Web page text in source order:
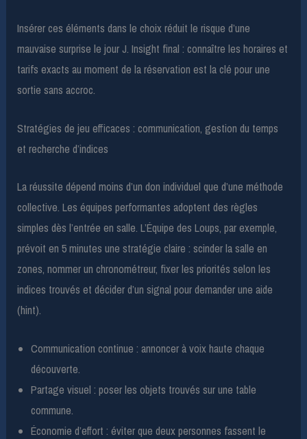
Insérer ces éléments dans le choix réduit le risque d’une
mauvaise surprise le jour J. Insight final : connaître les horaires et
tarifs exacts au moment de la réservation est la clé pour une
sortie sans accroc.
Stratégies de jeu efficaces : communication, gestion du temps
et recherche d’indices
La réussite dépend moins d’un don individuel que d’une méthode
collective. Les équipes performantes adoptent des règles
simples dès l’entrée en salle. L’Équipe des Loups, par exemple,
prévoit en 5 minutes une stratégie claire : scinder la salle en
zones, nommer un chronométreur, fixer les priorités selon les
indices trouvés et décider d’un signal pour demander une aide
(hint).
Communication continue : annoncer à voix haute chaque
découverte.
Partage visuel : poser les objets trouvés sur une table
commune.
Économie d’effort : éviter que deux personnes fassent le